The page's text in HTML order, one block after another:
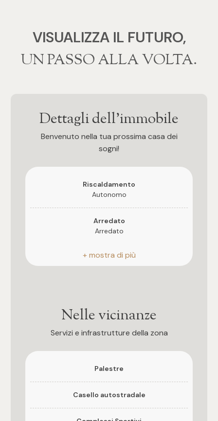
VISUALIZZA IL FUTURO,
‍‍UN PASSO ALLA VOLTA.
Dettagli dell'immobile
Benvenuto nella tua prossima casa dei
sogni!
Riscaldamento
Autonomo
Arredato
Arredato
Posizione
Strada ad alto traffico
Impianto Elettrico
Qualità e pregio dell'immobile
Nelle vicinanze
Servizi e infrastrutture della zona
Palestre
Casello autostradale
5+
Qualsiasi
2
Qualsiasi